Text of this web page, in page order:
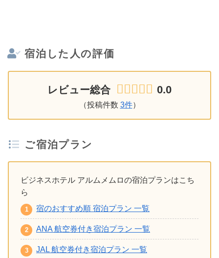
宿泊した人の評価
レビュー総合 0.0
（投稿件数 3件）
ご宿泊プラン
ビジネスホテル アルムメムロの宿泊プランはこち
ら
宿のおすすめ順 宿泊プラン 一覧
ANA 航空券付き宿泊プラン 一覧
JAL 航空券付き宿泊プラン 一覧